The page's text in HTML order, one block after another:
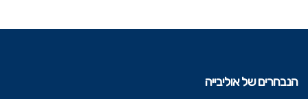
הנבחרים של אוליבייה